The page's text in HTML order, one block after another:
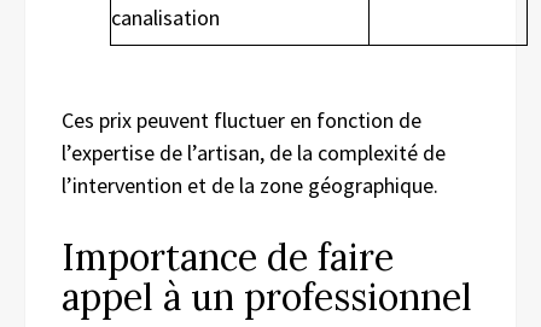
canalisation
Ces prix peuvent fluctuer en fonction de
l’expertise de l’artisan, de la complexité de
l’intervention et de la zone géographique.
Importance de faire
appel à un professionnel